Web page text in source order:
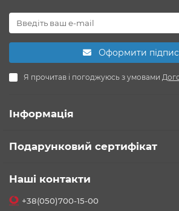
Оформити
Я прочитав і погоджуюсь з умовами
Інформація
Подарунковий сертифікат
Наші контакти
+38(050)700-15-00